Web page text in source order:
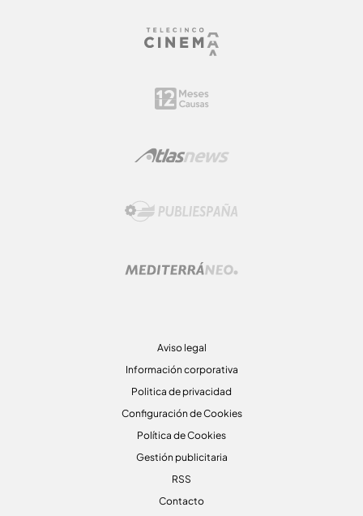
Aviso legal
Información corporativa
Politica de privacidad
Configuración de Cookies
Política de Cookies
Gestión publicitaria
RSS
Contacto